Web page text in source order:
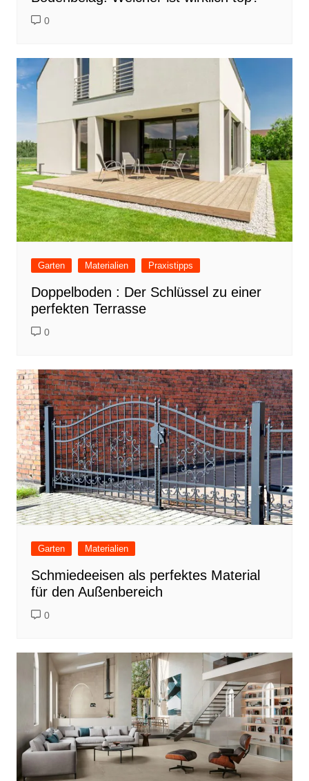
0
Garten Materialien Praxistipps
Doppelboden : Der Schlüssel zu einer
perfekten Terrasse
0
Garten Materialien
Schmiedeeisen als perfektes Material
für den Außenbereich
0